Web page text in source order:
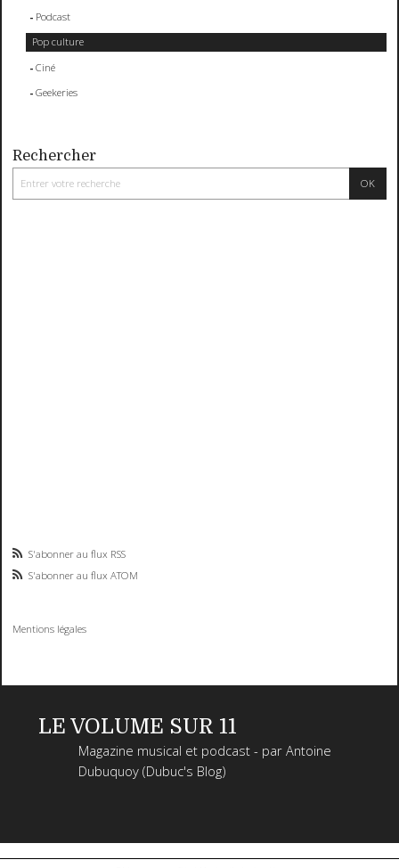
Podcast
Pop culture
Ciné
Geekeries
Rechercher
S'abonner au flux RSS
S'abonner au flux ATOM
Mentions légales
LE VOLUME SUR 11
Magazine musical et podcast - par Antoine
Dubuquoy (Dubuc's Blog)